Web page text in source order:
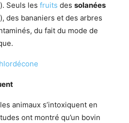
Seuls les fruits des solanées
des bananiers et des arbres
du fait du mode de
animaux s’intoxiquent en
ont montré qu’un bovin